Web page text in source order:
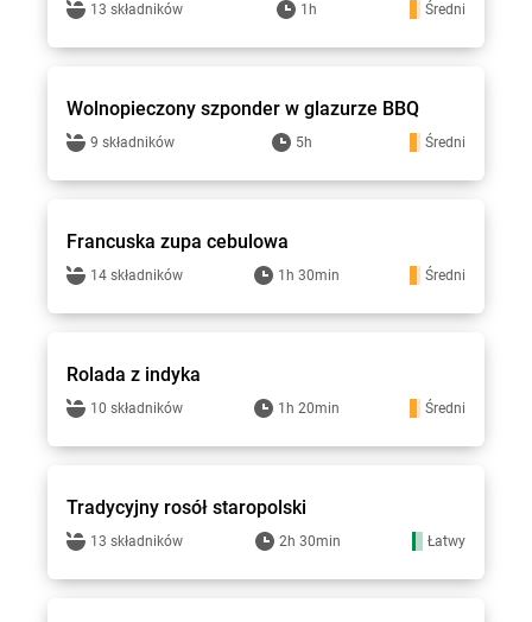
13 składników 1h Średni
Stokrotka - przepisy
Wolnopieczony szponder w glazurze BBQ
9 składników 5h Średni
Stokrotka - przepisy
Francuska zupa cebulowa
14 składników 1h 30min Średni
Stokrotka - przepisy
Rolada z indyka
10 składników 1h 20min Średni
Stokrotka - przepisy
Tradycyjny rosół staropolski
13 składników 2h 30min Łatwy
Stokrotka - przepisy